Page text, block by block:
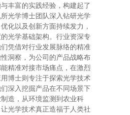
丰富的实践经验，构建起了
光学博士团队深入钻研光学
化以及创新方面持续发力，
光学基础架构。行业资深专
凭借对行业发展脉络的精准
洞察，为公司的产品战略布
精准对接市场痛点，在激烈
博士则专注于探索光学技术
深入挖掘产品在不同场景下
造，从环境监测到农业科
光学技术真正造福于人类社